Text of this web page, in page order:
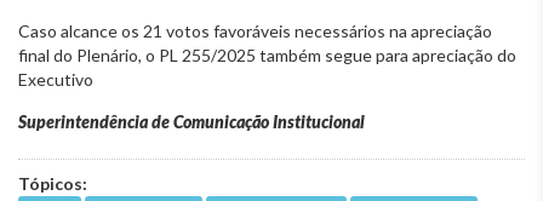
Caso alcance os 21 votos favoráveis necessários na apreciação
final do Plenário, o PL 255/2025 também segue para apreciação do
Executivo
Superintendência de Comunicação Institucional
Tópicos: